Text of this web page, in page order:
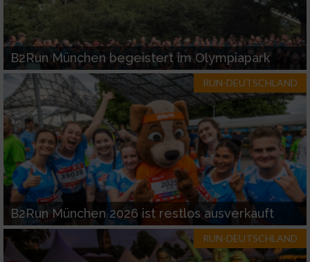
B2Run München begeistert im Olympiapark
RUN-DEUTSCHLAND
B2Run München 2026 ist restlos ausverkauft
RUN-DEUTSCHLAND